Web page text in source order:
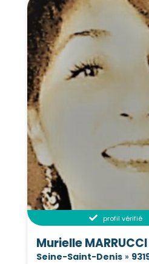
profil vérifié
Murielle MARRUCCI
Seine-Saint-Denis»